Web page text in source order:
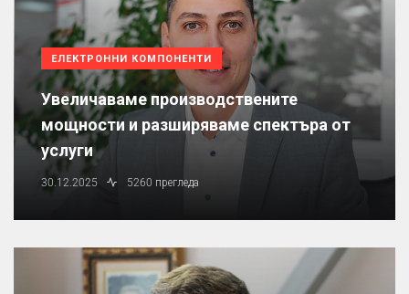
ЕЛЕКТРОННИ КОМПОНЕНТИ
Увеличаваме производствените
мощности и разширяваме спектъра от
услуги
30.12.2025 5260 прегледа